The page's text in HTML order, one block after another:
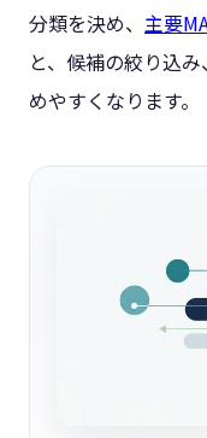
分類を決め、 主要
と、候補の絞り込
めやすくなります。